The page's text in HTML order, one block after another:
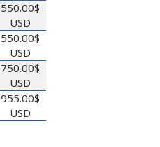
550.00$
USD
550.00$
USD
750.00$
USD
955.00$
USD